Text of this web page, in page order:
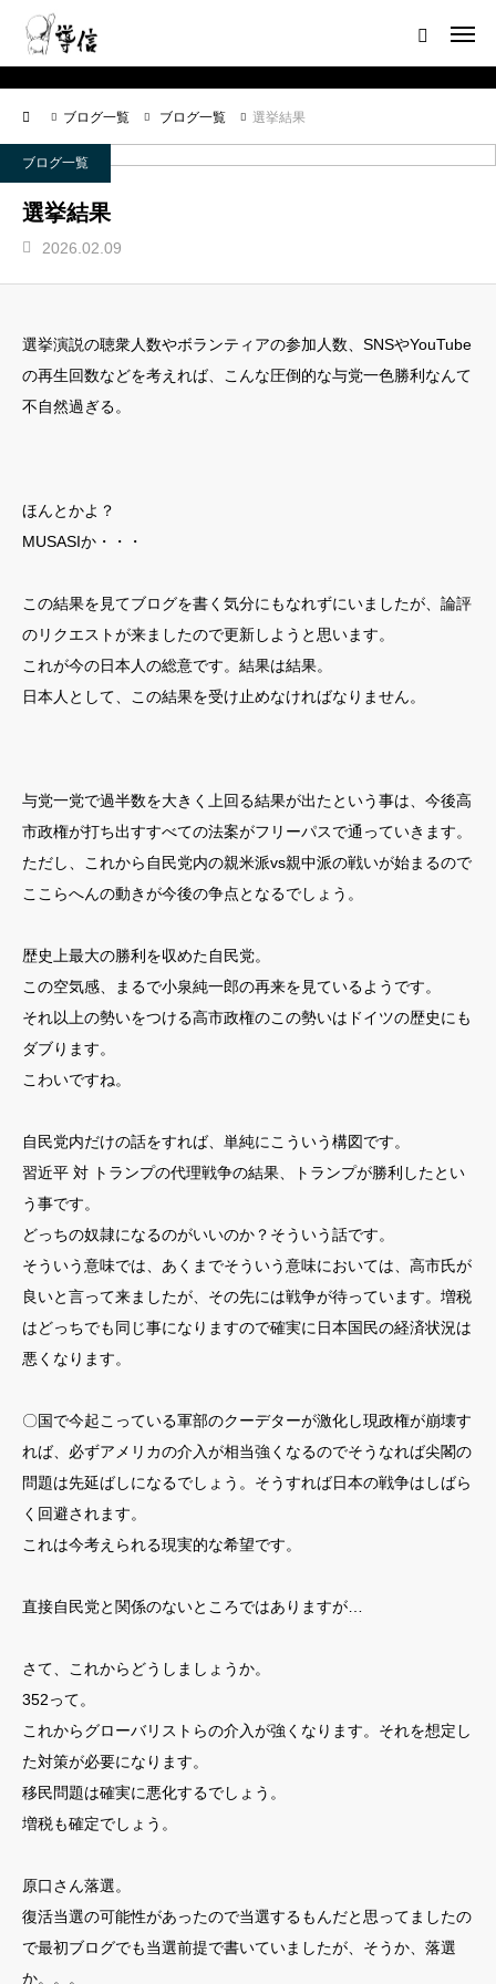
ブログ一覧 ブログ一覧 選挙結果
ブログ一覧
選挙結果
2026.02.09
選挙演説の聴衆人数やボランティアの参加人数、SNSやYouTube
の再生回数などを考えれば、こんな圧倒的な与党一色勝利なんて
不自然過ぎる。
ほんとかよ？
MUSASIか・・・
この結果を見てブログを書く気分にもなれずにいましたが、論評
のリクエストが来ましたので更新しようと思います。
これが今の日本人の総意です。結果は結果。
日本人として、この結果を受け止めなければなりません。
与党一党で過半数を大きく上回る結果が出たという事は、今後高
市政権が打ち出すすべての法案がフリーパスで通っていきます。
ただし、これから自民党内の親米派vs親中派の戦いが始まるので
ここらへんの動きが今後の争点となるでしょう。
歴史上最大の勝利を収めた自民党。
この空気感、まるで小泉純一郎の再来を見ているようです。
それ以上の勢いをつける高市政権のこの勢いはドイツの歴史にも
ダブります。
こわいですね。
自民党内だけの話をすれば、単純にこういう構図です。
習近平 対 トランプの代理戦争の結果、トランプが勝利したとい
う事です。
どっちの奴隷になるのがいいのか？そういう話です。
そういう意味では、あくまでそういう意味においては、高市氏が
良いと言って来ましたが、その先には戦争が待っています。増税
はどっちでも同じ事になりますので確実に日本国民の経済状況は
悪くなります。
〇国で今起こっている軍部のクーデターが激化し現政権が崩壊す
れば、必ずアメリカの介入が相当強くなるのでそうなれば尖閣の
問題は先延ばしになるでしょう。そうすれば日本の戦争はしばら
く回避されます。
これは今考えられる現実的な希望です。
直接自民党と関係のないところではありますが…
さて、これからどうしましょうか。
352って。
これからグローバリストらの介入が強くなります。それを想定し
た対策が必要になります。
移民問題は確実に悪化するでしょう。
増税も確定でしょう。
原口さん落選。
復活当選の可能性があったので当選するもんだと思ってましたの
で最初ブログでも当選前提で書いていましたが、そうか、落選
か。。。
ログイン 会員登録について
ホーム
導信サイト／霊的真理とは
靈符※会員限定